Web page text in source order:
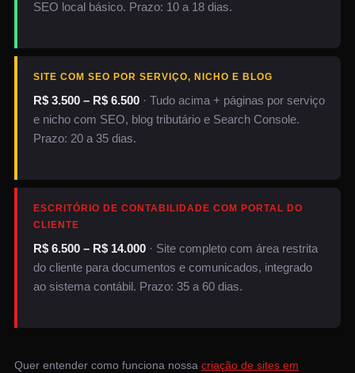
SEO local básico. Prazo: 10 a 18 dias.
SITE COM SEO POR SERVIÇO, NICHO E BLOG
R$ 3.500 – R$ 6.500· Tudo acima + páginas por serviço
e nicho com SEO, blog tributário e Search Console.
Prazo: 20 a 35 dias.
ESCRITÓRIO DE CONTABILIDADE COM PORTAL DO
CLIENTE
R$ 6.500 – R$ 14.000· Site completo com área restrita
do cliente para documentos e comunicados, integrado
ao sistema contábil. Prazo: 35 a 60 dias.
Quer entender como funciona nossa criação de sites em